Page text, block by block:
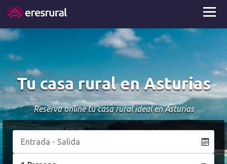
Tu casa rural en Asturias
Reserva online tu casa rural ideal en Asturias